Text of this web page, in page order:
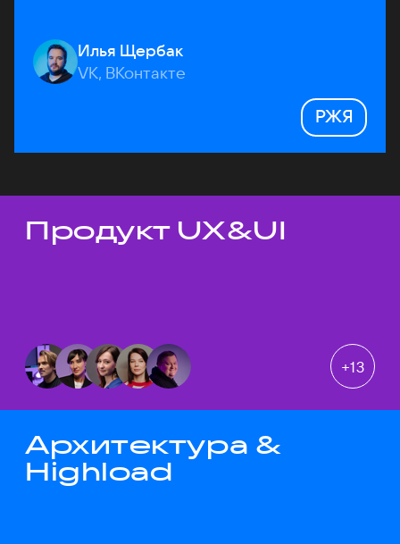
Илья Щербак
VK, ВКонтакте
РЖЯ
Темы докладов
Продукт UX&UI
+13
Архитектура &
Highload